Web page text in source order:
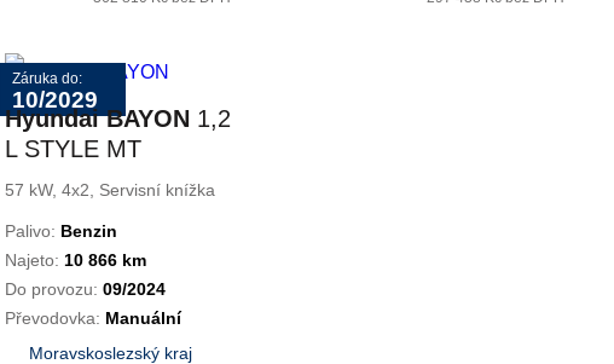
Záruka do:
10/2029
Hyundai BAYON 1,2
L STYLE MT
57 kW, 4x2, Servisní knížka
Palivo: Benzin
Najeto: 10 866 km
Do provozu: 09/2024
Převodovka: Manuální
Moravskoslezský kraj